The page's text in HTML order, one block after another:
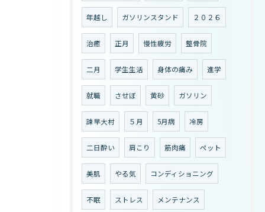
年越し ガソリンスタンド ２０２６
治癒 正月 慢性疲労 整骨院
二月 学生生活 身体の痛み 進学
就職 させぼ 黄砂 ガソリン
諫早大村 ５月 5月病 冷房
二日酔い 肩こり 筋肉痛 ペット
美肌 やる気 コンディショニング
不眠 ストレス メンテナンス